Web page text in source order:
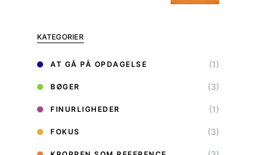
KATEGORIER
AT GÅ PÅ OPDAGELSE (1)
BØGER (3)
FINURLIGHEDER (1)
FOKUS (3)